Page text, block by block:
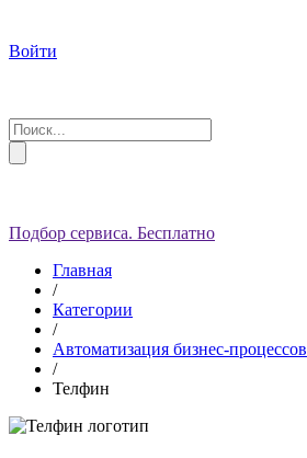
Войти
Подбор сервиса. Бесплатно
Главная
/
Категории
/
Автоматизация бизнес-процессов
/
Телфин